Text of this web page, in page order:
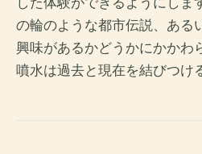
の輪のような都市伝説、ある
興味があるかどうかにかかわ
噴水は過去と現在を結びつけ